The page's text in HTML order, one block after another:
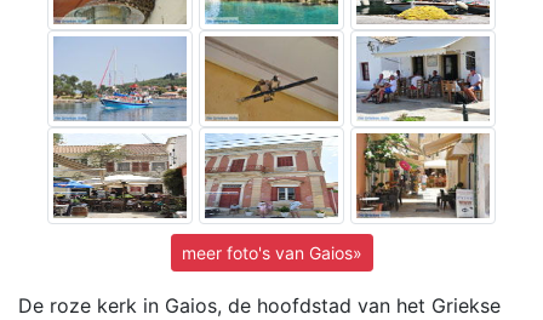
meer foto's van Gaios»
De roze kerk in Gaios, de hoofdstad van het Griekse